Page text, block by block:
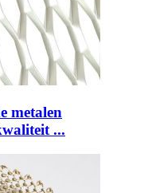
metalen
...